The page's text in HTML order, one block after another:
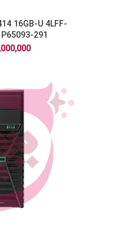
16GB-U 4LFF-
291